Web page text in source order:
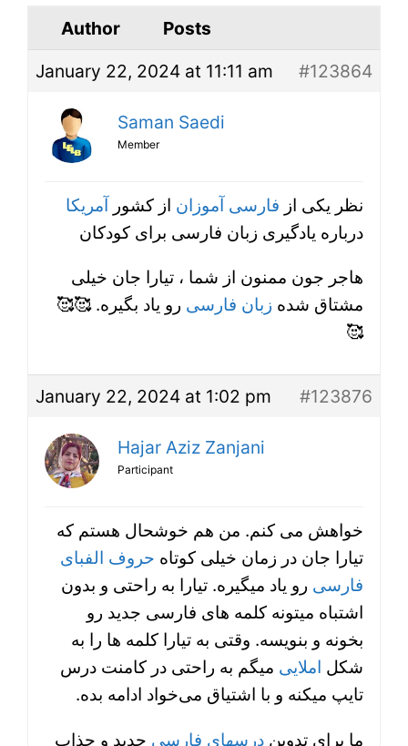
Author
Posts
January 22, 2024 at 11:11 am
#123864
Saman Saedi
Member
نظر یکی از فارسی آموزان از کشور آمریکا
درباره یادگیری زبان فارسی برای کودکان
هاجر جون ممنون از شما ، تیارا جان خیلی
مشتاق شده زبان فارسی رو یاد بگیره. 🥰🥰
🥰
January 22, 2024 at 1:02 pm #123876
Hajar Aziz Zanjani
Participant
خواهش می کنم. من هم خوشحال هستم که
تیارا جان در زمان خیلی کوتاه حروف الفبای
فارسی رو یاد میگیره. تیارا به راحتی و بدون
اشتباه میتونه کلمه های فارسی جدید رو
بخونه و بنویسه. وقتی به تیارا کلمه ها را به
شکل املایی میگم به راحتی در کامنت درس
تایپ میکنه و با اشتیاق می‌خواد ادامه بده.
ما برای تدوین درسهای فارسی جدید و جذاب